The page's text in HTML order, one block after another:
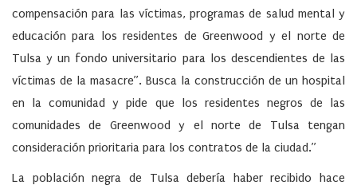
compensación para las víctimas, programas de salud mental y
educación para los residentes de Greenwood y el norte de
Tulsa y un fondo universitario para los descendientes de las
víctimas de la masacre”. Busca la construcción de un hospital
en la comunidad y pide que los residentes negros de las
comunidades de Greenwood y el norte de Tulsa tengan
consideración prioritaria para los contratos de la ciudad.”
La población negra de Tulsa debería haber recibido hace